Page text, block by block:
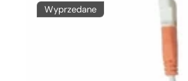
Wyprzedane